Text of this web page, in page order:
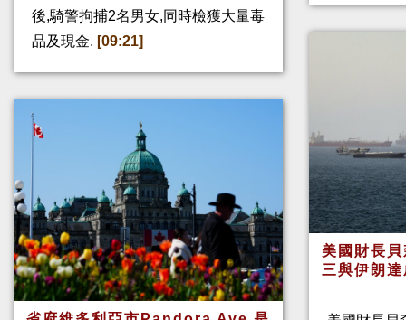
後,騎警拘捕2名男女,同時檢獲大量毒
品及現金. [09:21]
美國財長
三與伊朗